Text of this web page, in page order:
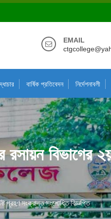
EMAIL
বার্ষিক প্রতিবেদন নির্দেশনাবলী
রসায়ন বিভাগের
গ্রহণ সংক্রান্ত সংশোধিত বিজ্ঞপ্তি